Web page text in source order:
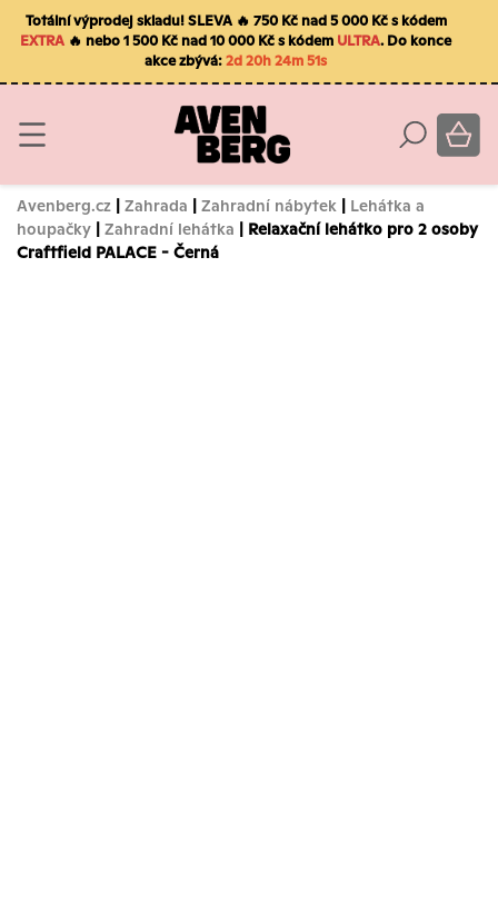
Totální výprodej skladu! SLEVA 🔥 750 Kč nad 5 000 Kč s kódem
EXTRA 🔥 nebo 1 500 Kč nad 10 000 Kč s kódem ULTRA. Do konce
akce zbývá:2d 20h 24m 50s
Avenberg.cz | Zahrada | Zahradní nábytek | Lehátka a
houpačky | Zahradní lehátka | Relaxační lehátko pro 2 osoby
Craftfield PALACE - Černá